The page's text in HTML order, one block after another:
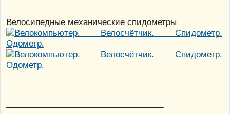
Велосипедные механические спидометры